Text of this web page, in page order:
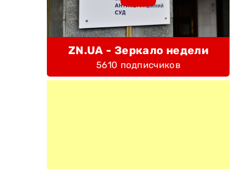
ZN.UA - Зеркало недели
5610 подписчиков